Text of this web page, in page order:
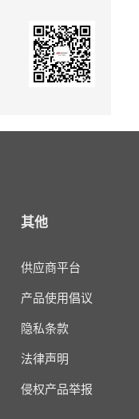
其他
供应商平台
产品使用倡议
隐私条款
法律声明
侵权产品举报